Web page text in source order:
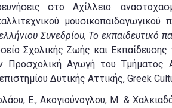
στο Αχίλλειο:
Συνεδρίου, Το εκπαιδευτικό
Σχολικής Ζωής και
Προσχολική Αγωγή του Τμήματος
Δυτικής Αττικής, Greek
Ε., Ακογιούνογλου, Μ. &